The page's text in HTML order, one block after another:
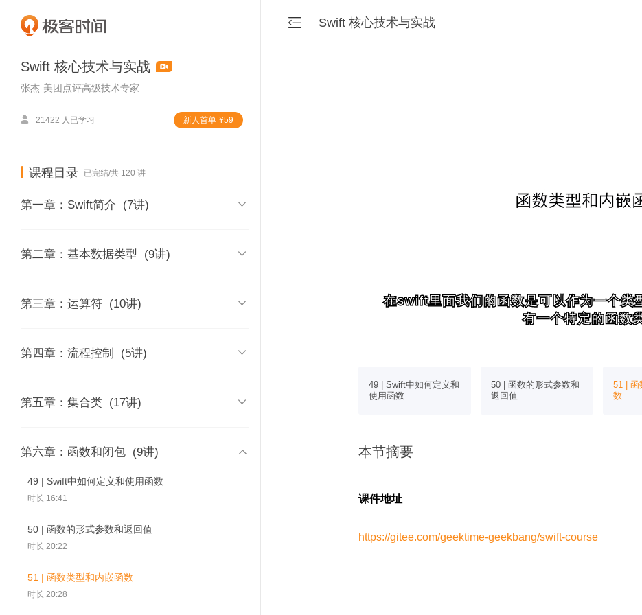
Swift 核心技术与实战
张杰 美团点评高级技术专家
 21422 人已学习 新⼈⾸单 ¥59
课程目录 已完结/共 120 讲
第一章：Swift简介 (7讲) 
01 | 课程介绍
02 | 内容综述
03 | Swift版本历史和各版本特性
04 | Swift和Objective-C的主要区
时长 08:04
05 | swiftc：强大的命令行工具
06 | REPL：Swift交互式解释器
07 | Playground：Swift学习的乐园
第二章：基本数据类型 (9讲) 
08 | 如何在Swift中定义常量和变量
09 | Swift中的数值类型
10 | 如何使用Tuple组合多个值
11 | 如何在Swift中使用Optional
12 | Optional实现原理探究
13 | 如何在Swift中创建和初始化字符
时长 15:25
第三章：运算符 (10讲) 
17 | 赋值和算数运算符
18 | 在Swift里如何处理算术结果溢出
19 | 为了Optional：合并空值运算符
20 | Swift的新宠：区间运算符
21 | 强大的位运算符
22 | 位运算符应用举例（1）
第四章：流程控制 (5讲) 
27 | 如何在Swift里进行循环控制
28 | 更加强大的switch
29 | 如何在Swift里进行控制转移
30 | 如何使用guard来改善你的条件判
时长 19:09
第五章：集合类 (17讲) 
32 | 在Swift中创建数组的N种方式
33 | 访问和操作数组：遍历和索引
34 | 访问和操作数组：查找操作
35 | 访问和操作数组：添加和删除
第六章：函数和闭包 (9讲) 
49 | Swift中如何定义和使用函数
时长 16:41
50 | 函数的形式参数和返回值
时长 20:22
51 | 函数类型和内嵌函数
时长 20:28
 Swift 核心技术与实战
在swift里面我们的函数是可以作为一个类
有一个特定的函数
在swift里面我们的函数是可以作为一个类
有一个特定的函数
中的字典类型
49 | Swift中如何定义和
使用函数
50 | 函数的形式参数和
返回值
51 | 函
数
本节摘要
课件地址
https://gitee.com/geektime-geekbang/swift-course